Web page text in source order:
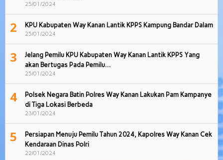
25/01/2024
2 KPU Kabupaten Way Kanan Lantik KPPS Kampung Bandar Dalam
25/01/2024
3
Jelang Pemilu KPU Kabupaten Way Kanan Lantik KPPS Yang
akan Bertugas Pada Pemilu…
25/01/2024
4
Polsek Negara Batin Polres Way Kanan Lakukan Pam Kampanye
di Tiga Lokasi Berbeda
23/01/2024
5
Persiapan Menuju Pemilu Tahun 2024, Kapolres Way Kanan Cek
Kendaraan Dinas Polri
22/01/2024